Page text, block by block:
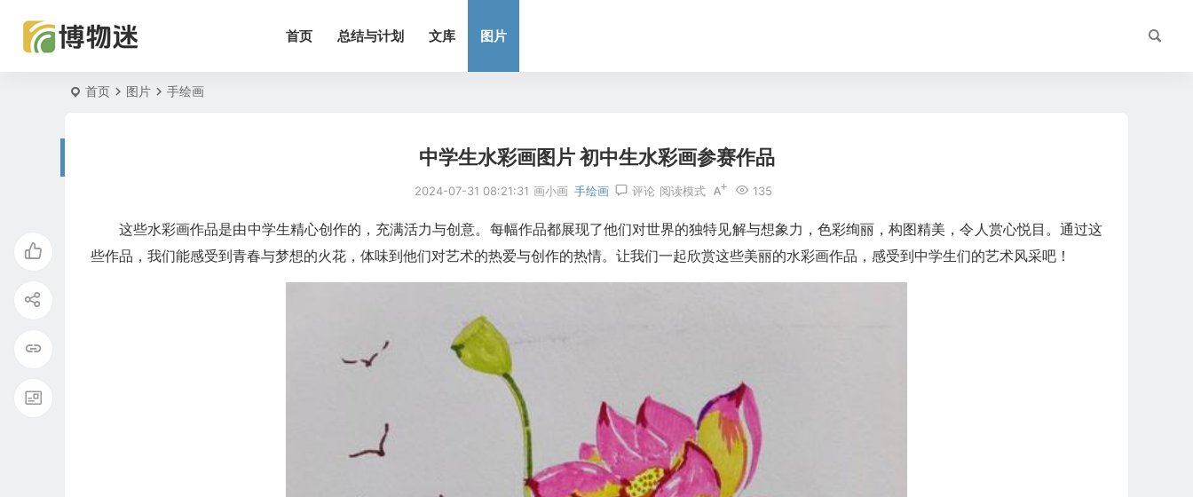
首页 总结与计划 文库 图片
首页 图片 手绘画
中学生水彩画图片 初中生水彩画参赛作品
2024-07-31 08:21:31 画小画 手绘画 评论 135
阅读模式
这些水彩画作品是由中学生精心创作的，充满活力与创意。每幅作品都展现了他们对世界的独特见解与想象力，色彩绚丽，构图精美，令人赏心悦目。通过这
些作品，我们能感受到青春与梦想的火花，体味到他们对艺术的热爱与创作的热情。让我们一起欣赏这些美丽的水彩画作品，感受到中学生们的艺术风采吧！